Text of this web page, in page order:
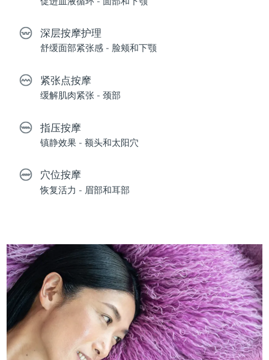
深层按摩护理
舒缓面部紧张感 - 脸颊和下颚
紧张点按摩
缓解肌肉紧张 - 颈部
指压按摩
镇静效果 - 额头和太阳穴
穴位按摩
恢复活力 - 眉部和耳部